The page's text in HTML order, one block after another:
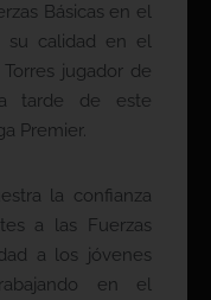
Básicas en el
su calidad en el
jugador de
tarde de este
Premier.
la confianza
a las Fuerzas
a los jóvenes
en el